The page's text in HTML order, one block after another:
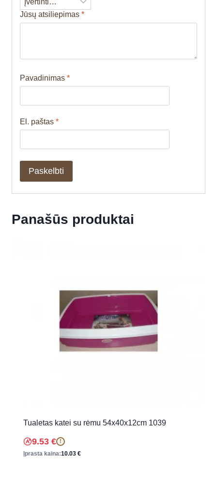
Jūsų atsiliepimas *
Pavadinimas *
El. paštas *
Panašūs produktai
Tualetas katei su rėmu 54x40x12cm 1039
9.53 € !
Įprasta kaina:10.03 €